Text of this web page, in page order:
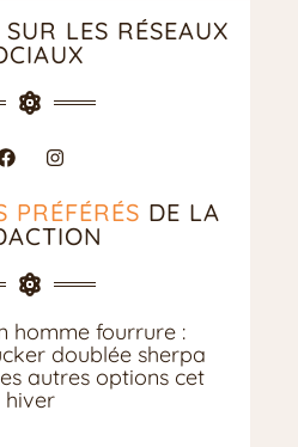
SUR LES RÉSEAUX
PRÉFÉRÉS DE LA
homme fourrure :
doublée sherpa
autres options cet
hiver